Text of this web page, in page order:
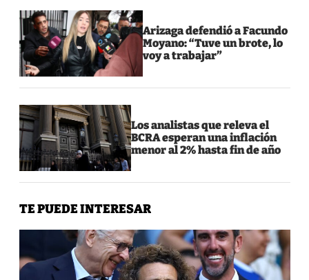
Arizaga defendió a Facundo
Moyano: “Tuve un brote, lo
voy a trabajar”
Los analistas que releva el
BCRA esperan una inflación
menor al 2% hasta fin de año
TE PUEDE INTERESAR